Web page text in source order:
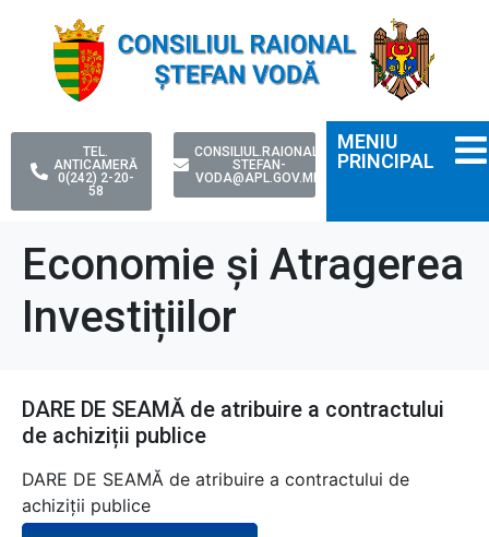
TEL.
ANTICAMERĂ
0(242) 2-20-
58
CONSILIUL.RAIONAL-
STEFAN-
VODA@APL.GOV.MD
MENIU
PRINCIPAL
Economie și Atragerea
Investițiilor
DARE DE SEAMĂ de atribuire a contractului
de achiziții publice
DARE DE SEAMĂ de atribuire a contractului de
achiziții publice